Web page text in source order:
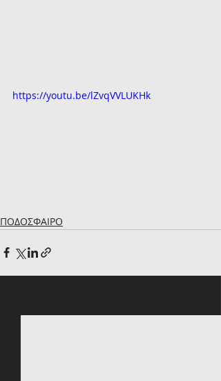
https://youtu.be/lZvqVVLUKHk
ΠΟΔΟΣΦΑΙΡΟ